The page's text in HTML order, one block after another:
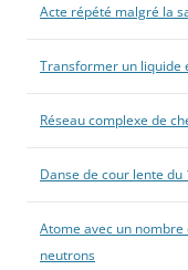
Acte répété malgré la
Transformer un liquide
Réseau complexe de
Danse de cour lente du
Atome avec un
neutrons